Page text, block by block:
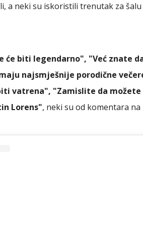
a neki su iskoristili trenutak za
će biti legendarno", "Već znate
najsmješnije porodične
vatrena", "Zamislite da možete
Lorens", neki su od komentara na